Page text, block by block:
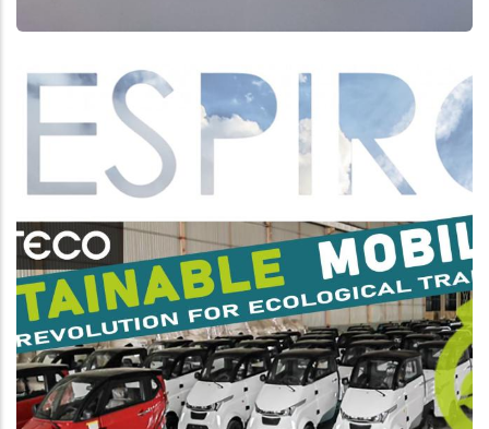
Aggiungi